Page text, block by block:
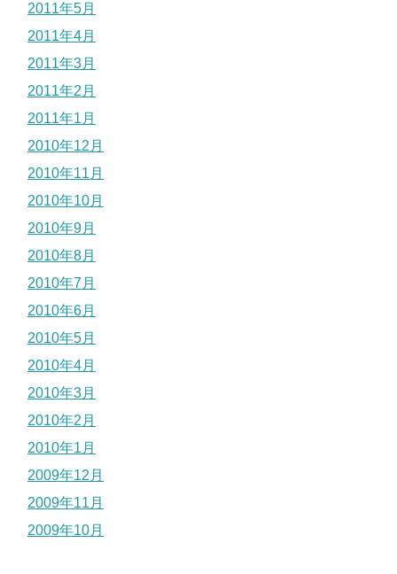
2011年5月
2011年4月
2011年3月
2011年2月
2011年1月
2010年12月
2010年11月
2010年10月
2010年9月
2010年8月
2010年7月
2010年6月
2010年5月
2010年4月
2010年3月
2010年2月
2010年1月
2009年12月
2009年11月
2009年10月